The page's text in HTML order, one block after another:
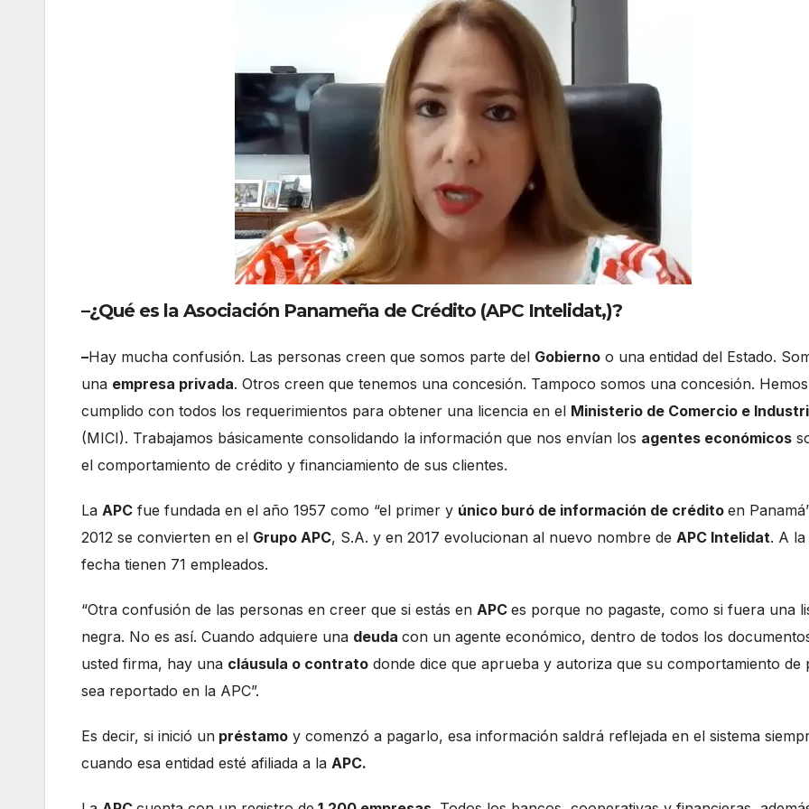
–¿Qué es la Asociación Panameña de Crédito (APC Intelidat,)?
–Hay mucha confusión. Las personas creen que somos parte del Gobierno o una entidad del Estado.
una empresa privada. Otros creen que tenemos una concesión. Tampoco somos una concesión. Hemos
cumplido con todos los requerimientos para obtener una licencia en el Ministerio de Comercio e
(MICI). Trabajamos básicamente consolidando la información que nos envían los agentes económicos
el comportamiento de crédito y financiamiento de sus clientes.
La APC fue fundada en el año 1957 como “el primer y único buró de información de crédito en
2012 se convierten en el Grupo APC, S.A. y en 2017 evolucionan al nuevo nombre de APC Intelidat. A la
fecha tienen 71 empleados.
“Otra confusión de las personas en creer que si estás en APC es porque no pagaste, como si fuera una
negra. No es así. Cuando adquiere una deuda con un agente económico, dentro de todos los
usted firma, hay una cláusula o contrato donde dice que aprueba y autoriza que su comportamiento de
sea reportado en la APC”.
Es decir, si inició un préstamo y comenzó a pagarlo, esa información saldrá reflejada en el sistema
cuando esa entidad esté afiliada a la APC.